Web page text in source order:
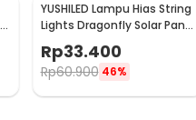
YUSHILED Lampu Hias String
Lights Dragonfly Solar Panel
IP65 8 Modes 20 LED - M088
Rp33.400
Rp60.900 46%